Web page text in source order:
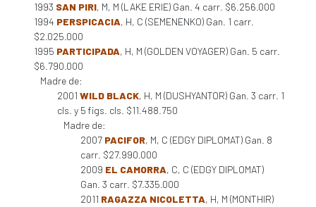
1993 SAN PIRI, M, M (LAKE ERIE) Gan. 4 carr. $6.256.000
1994 PERSPICACIA, H, C (SEMENENKO) Gan. 1 carr.
$2.025.000
1995 PARTICIPADA, H, M (GOLDEN VOYAGER) Gan. 5 carr.
$6.790.000
Madre de:
2001 WILD BLACK, H, M (DUSHYANTOR) Gan. 3 carr. 1
cls. y 5 figs. cls. $11.488.750
Madre de:
2007 PACIFOR, M, C (EDGY DIPLOMAT) Gan. 8
carr. $27.990.000
2009 EL CAMORRA, C, C (EDGY DIPLOMAT)
Gan. 3 carr. $7.335.000
2011 RAGAZZA NICOLETTA, H, M (MONTHIR)